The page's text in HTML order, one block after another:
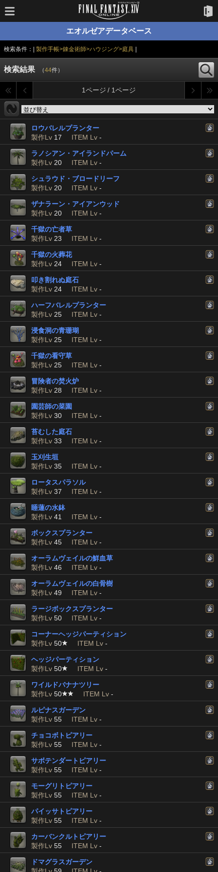
エオルゼアデータベース
検索条件：| 製作手帳>錬金術師>ハウジング>庭具|
検索結果 （44件）
1ページ / 1ページ
ロウバレルプランター
製作Lv 17 ITEM Lv -
ラノシアン・アイランドパーム
製作Lv 20 ITEM Lv -
シュラウド・ブロードリーフ
製作Lv 20 ITEM Lv -
ザナラーン・アイアンウッド
製作Lv 20 ITEM Lv -
千獄の亡者草
製作Lv 23 ITEM Lv -
千獄の火葬花
製作Lv 24 ITEM Lv -
叩き割れぬ庭石
製作Lv 24 ITEM Lv -
ハーフバレルプランター
製作Lv 25 ITEM Lv -
浸食洞の青珊瑚
製作Lv 25 ITEM Lv -
千獄の看守草
製作Lv 25 ITEM Lv -
冒険者の焚火炉
製作Lv 28 ITEM Lv -
園芸師の菜園
製作Lv 30 ITEM Lv -
苔むした庭石
製作Lv 33 ITEM Lv -
玉刈生垣
製作Lv 35 ITEM Lv -
ロータスパラソル
製作Lv 37 ITEM Lv -
睡蓮の水鉢
製作Lv 41 ITEM Lv -
ボックスプランター
製作Lv 45 ITEM Lv -
オーラムヴェイルの鮮血草
製作Lv 46 ITEM Lv -
オーラムヴェイルの白骨樹
製作Lv 49 ITEM Lv -
ラージボックスプランター
製作Lv 50 ITEM Lv -
コーナーヘッジパーティション
製作Lv 50 ITEM Lv -
ヘッジパーティション
製作Lv 50 ITEM Lv -
ワイルドバナナツリー
製作Lv 50 ITEM Lv -
ルピナスガーデン
製作Lv 55 ITEM Lv -
チョコボトピアリー
製作Lv 55 ITEM Lv -
サボテンダートピアリー
製作Lv 55 ITEM Lv -
モーグリトピアリー
製作Lv 55 ITEM Lv -
パイッサトピアリー
製作Lv 55 ITEM Lv -
カーバンクルトピアリー
製作Lv 55 ITEM Lv -
ドマグラスガーデン